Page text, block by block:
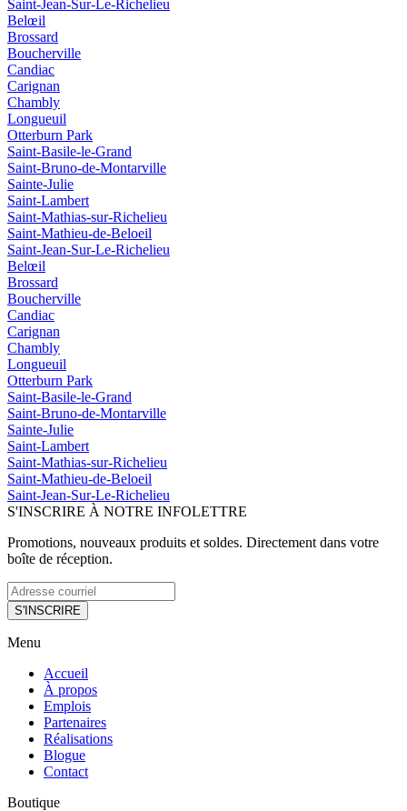
Saint-Jean-Sur-Le-Richelieu
Belœil
Brossard
Boucherville
Candiac
Carignan
Chambly
Longueuil
Otterburn Park
Saint-Basile-le-Grand
Saint-Bruno-de-Montarville
Sainte-Julie
Saint-Lambert
Saint-Mathias-sur-Richelieu
Saint-Mathieu-de-Beloeil
Saint-Jean-Sur-Le-Richelieu
Belœil
Brossard
Boucherville
Candiac
Carignan
Chambly
Longueuil
Otterburn Park
Saint-Basile-le-Grand
Saint-Bruno-de-Montarville
Sainte-Julie
Saint-Lambert
Saint-Mathias-sur-Richelieu
Saint-Mathieu-de-Beloeil
Saint-Jean-Sur-Le-Richelieu
S'INSCRIRE À NOTRE INFOLETTRE
Promotions, nouveaux produits et soldes. Directement dans votre
boîte de réception.
S'INSCRIRE
Menu
Accueil
À propos
Emplois
Partenaires
Réalisations
Blogue
Contact
Boutique